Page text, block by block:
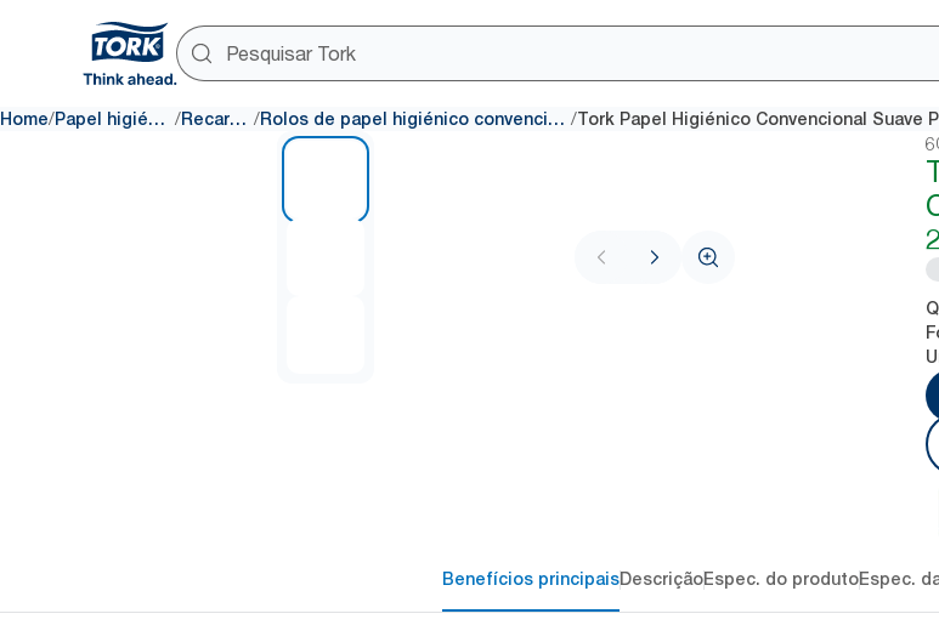
Home/ Papel higiénico / Recargas / Rolos de papel higiénico convencionais /
Benefícios principaisDescriçãoEspec. do produtoEspec.